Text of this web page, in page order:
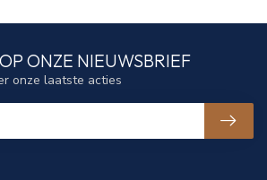
ONZE NIEUWSBRIEF
onze laatste acties